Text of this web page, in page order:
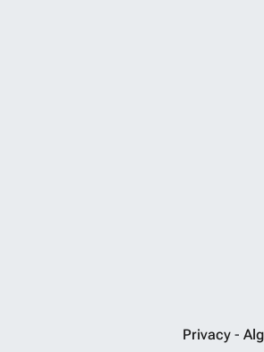
Privacy -